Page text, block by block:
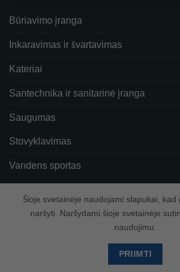
Būriavimo įranga
Inkaravimas ir švartavimas
Kateriai
Santechnika ir sanitarinė įranga
Saugumas
Stovyklavimas
Vandens sportas
PayPal
Copyright 2026 ©
Šioje svetainėje naudojami slapukai, kad
naršyti. Naršydami šioje svetainėje
naudojimu.
PRIIMTI